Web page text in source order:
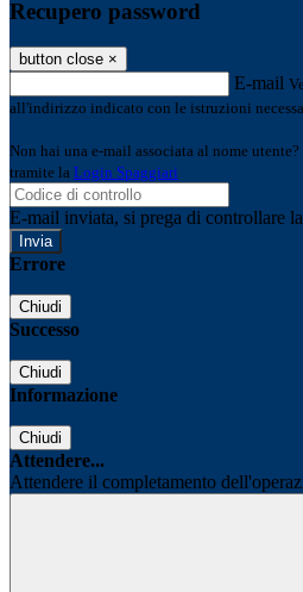
Recupero password
button close ×
E-mail
all'indirizzo indicato con le istruzioni
Non hai una e-mail associata al nome
tramite la Login Spaggiari
E-mail inviata, si prega di controllare
Errore
Chiudi
Successo
Chiudi
Informazione
Chiudi
Attendere...
Attendere il completamento